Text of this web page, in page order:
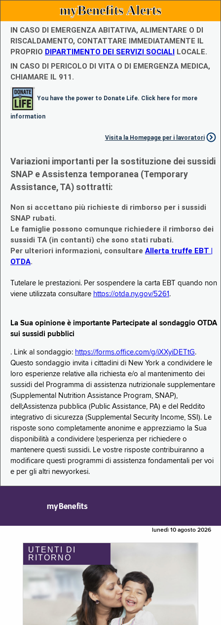
myBenefits Alerts
IN CASO DI EMERGENZA ABITATIVA, ALIMENTARE O DI
RISCALDAMENTO, CONTATTARE IMMEDIATAMENTE IL
PROPRIO DIPARTIMENTO DEI SERVIZI SOCIALI LOCALE.
IN CASO DI PERICOLO DI VITA O DI EMERGENZA MEDICA,
CHIAMARE IL 911.
You have the power to Donate Life. Click here for more
information
Visita la Homepage per i lavoratori
Variazioni importanti per la sostituzione dei sussidi
SNAP e Assistenza temporanea (Temporary
Assistance, TA) sottratti:
Non si accettano più richieste di rimborso per i sussidi
SNAP rubati.
Le famiglie possono comunque richiedere il rimborso dei
sussidi TA (in contanti) che sono stati rubati.
Per ulteriori informazioni, consultare Allerta truffe EBT |
OTDA.
Tutelare le prestazioni. Per sospendere la carta EBT quando non
viene utilizzata consultare https://otda.ny.gov/5261 .
La Sua opinione è importante Partecipate al sondaggio OTDA
sui sussidi pubblici
. Link al sondaggio: https://forms.office.com/g/iXXyiDETtG.
Questo sondaggio invita i cittadini di New York a condividere le
loro esperienze relative alla richiesta e/o al mantenimento dei
sussidi del Programma di assistenza nutrizionale supplementare
(Supplemental Nutrition Assistance Program, SNAP),
dell;Assistenza pubblica (Public Assistance, PA) e del Reddito
integrativo di sicurezza (Supplemental Security Income, SSI). Le
risposte sono completamente anonime e apprezziamo la Sua
disponibilità a condividere l;esperienza per richiedere o
mantenere questi sussidi. Le vostre risposte contribuiranno a
modificare questi programmi di assistenza fondamentali per voi
e per gli altri newyorkesi.
myBenefits
lunedì 10 agosto 2026
UTENTI DI
RITORNO